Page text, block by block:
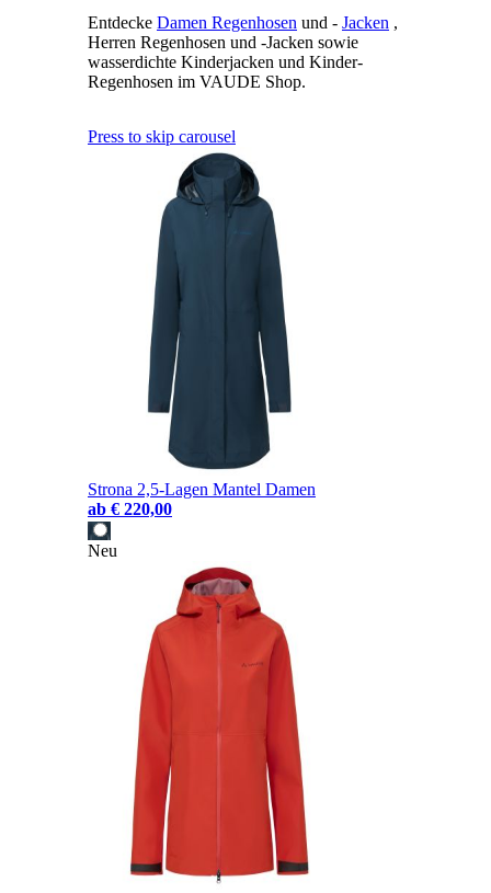
Entdecke Damen Regenhosen und - Jacken ,
Herren Regenhosen und -Jacken sowie
wasserdichte Kinderjacken und Kinder-
Regenhosen im VAUDE Shop.
Press to skip carousel
Strona 2,5-Lagen Mantel Damen
ab € 220,00
Neu